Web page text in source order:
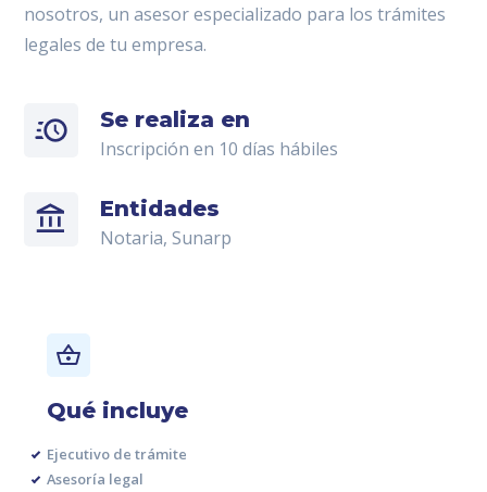
nosotros, un asesor especializado para los trámites
legales de tu empresa.
Se realiza en
Inscripción en 10 días hábiles
Entidades
Notaria, Sunarp
Qué incluye
Ejecutivo de trámite
Asesoría legal